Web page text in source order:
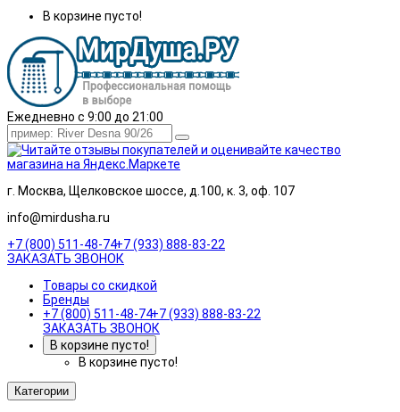
В корзине пусто!
Ежедневно с 9:00 до 21:00
г. Москва, Щелковское шоссе, д.100, к. 3, оф. 107
info@mirdusha.ru
+7 (800) 511-48-74+7 (933) 888-83-22
ЗАКАЗАТЬ ЗВОНОК
Товары со скидкой
Бренды
+7 (800) 511-48-74+7 (933) 888-83-22
ЗАКАЗАТЬ ЗВОНОК
В корзине пусто!
В корзине пусто!
Категории